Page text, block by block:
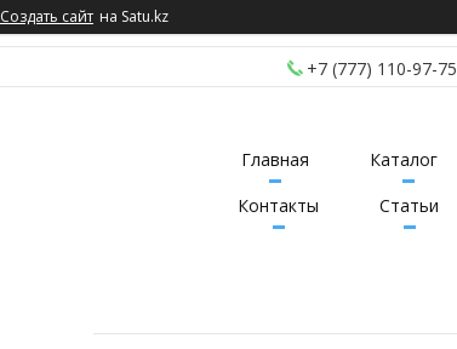
Создать сайт на Satu.kz
+7 (777) 110-97-75
Главная Каталог
Контакты
Статьи